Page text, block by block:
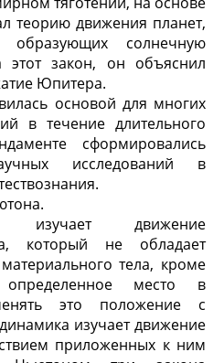
теорию движения планет,
солнечную
этот закон, он объяснил
Юпитера.
основой для многих
в течение длительного
сформировались
исследований в
изучает движение
который не обладает
тела, кроме
определенное место в
это положение с
изучает движение
приложенных к ним